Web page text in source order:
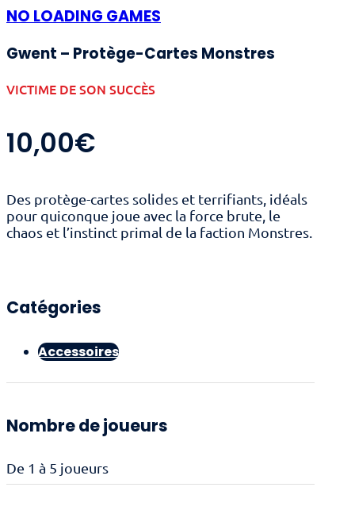
NO LOADING GAMES
Gwent – Protège-Cartes Monstres
VICTIME DE SON SUCCÈS
10,00€
Des protège-cartes solides et terrifiants, idéals
pour quiconque joue avec la force brute, le
chaos et l’instinct primal de la faction Monstres.
Catégories
Accessoires
Nombre de joueurs
De 1 à 5 joueurs